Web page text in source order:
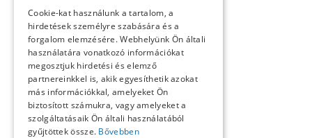
Kósa László köszöntése
Köszöntő
Közlemények
Kronológia
Lapszemle
Műhely
Nekrológ
Oral History
Pályakép
Reflexió
Cookie-kat használunk a tartalom, a
hirdetések személyre szabására és a
forgalom elemzésére. Webhelyünk Ön általi
használatára vonatkozó információkat
megosztjuk hirdetési és elemző
partnereinkkel is, akik egyesíthetik azokat
más információkkal, amelyeket Ön
biztosított számukra, vagy amelyeket a
szolgáltatásaik Ön általi használatából
gyűjtöttek össze. Bővebben